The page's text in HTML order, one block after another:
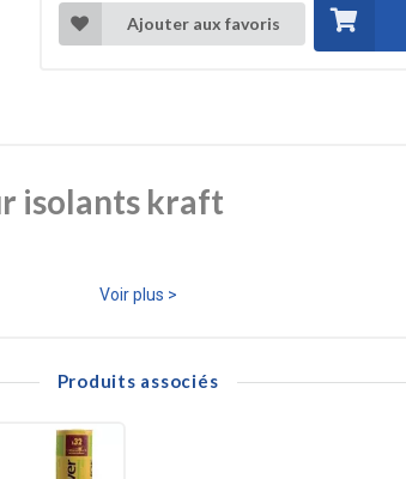
Ajouter aux favoris
isolants kraft
sur les surfaces des isolants.
Voir plus >
Produits associés